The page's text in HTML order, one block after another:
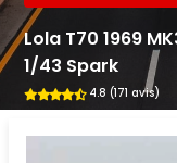
Lola T70 1969
1/43 Spark
4.8 (171 avis)